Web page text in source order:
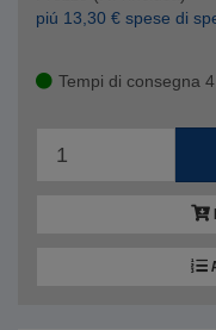
piú 13,30 € spese di
Tempi di consegna